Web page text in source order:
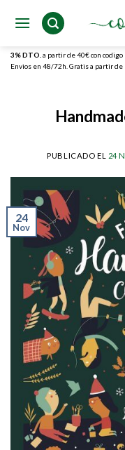
3% DTO. a partir de 40€ con codigo
Envios en 48/72h. Gratis a partir
PUBLICADO EL 24
24
Nov